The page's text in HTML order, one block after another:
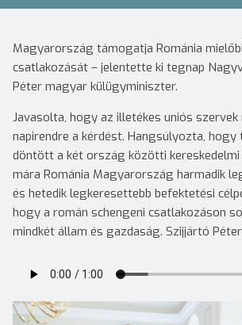
Magyarország támogatja Románia
csatlakozását – jelentette ki tegnap
Péter magyar külügyminiszter.
Javasolta, hogy az illetékes uniós
napirendre a kérdést. Hangsúlyozta,
döntött a két ország közötti
mára Románia Magyarország harmadik
és hetedik legkeresettebb befektetési
hogy a román schengeni csatlakozáson
mindkét állam és gazdaság. Szijjártó